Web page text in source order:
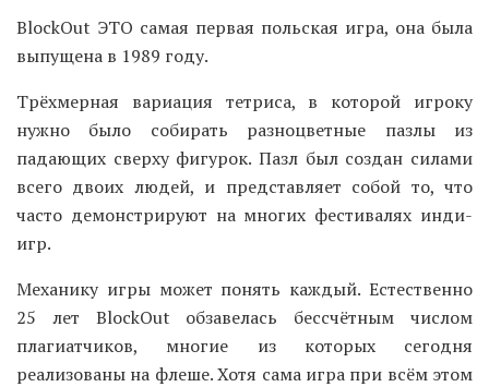
BlockOut ЭТО самая первая польская игра, она была
выпущена в 1989 году.
Трёхмерная вариация тетриса, в которой игроку
нужно было собирать разноцветные пазлы из
падающих сверху фигурок. Пазл был создан силами
всего двоих людей, и представляет собой то, что
часто демонстрируют на многих фестивалях инди-
игр.
Механику игры может понять каждый. Естественно
25 лет BlockOut обзавелась бессчётным числом
плагиатчиков, многие из которых сегодня
реализованы на флеше. Хотя сама игра при всём этом